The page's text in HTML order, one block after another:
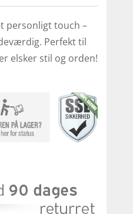
personligt touch –
Perfekt til
elsker stil og orden!